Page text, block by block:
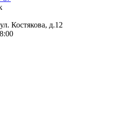
Костякова, д.12